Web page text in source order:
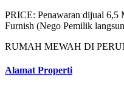
PRICE: Penawaran dijual 6,5
Furnish (Nego Pemilik
RUMAH MEWAH DI
Alamat Properti